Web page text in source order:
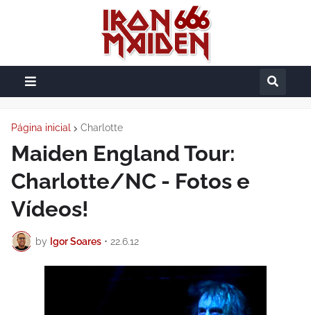
Página inicial Charlotte
Maiden England Tour:
Charlotte/NC - Fotos e
Vídeos!
by Igor Soares • 22.6.12